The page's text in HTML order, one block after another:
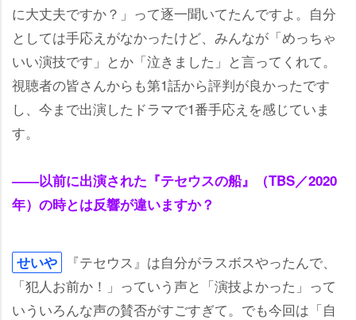
に大丈夫ですか？」って逐一聞いてたんですよ。自分
としては手応えがなかったけど、みんなが「めっちゃ
いい演技です」とか「泣きました」と言ってくれて。
視聴者の皆さんからも第1話から評判が良かったです
し、今まで出演したドラマで1番手応えを感じていま
す。
――以前に出演された『テセウスの船』（TBS／2020
年）の時とは反響が違いますか？
せい
『テセウス』は自分がラスボスやったんで、
「犯人お前か！」っていう声と「演技よかった」って
いういろんな声の賛否がすごすぎて。でも今回は「自